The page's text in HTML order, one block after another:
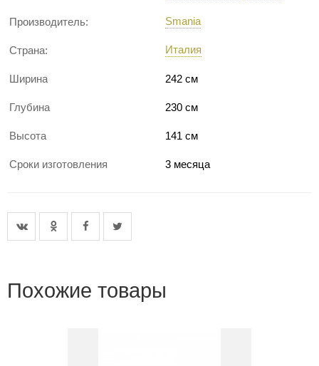
Производитель: Smania
Страна: Италия
Ширина 242 см
Глубина 230 см
Высота 141 см
Сроки изготовления 3 месяца
Похожие товары